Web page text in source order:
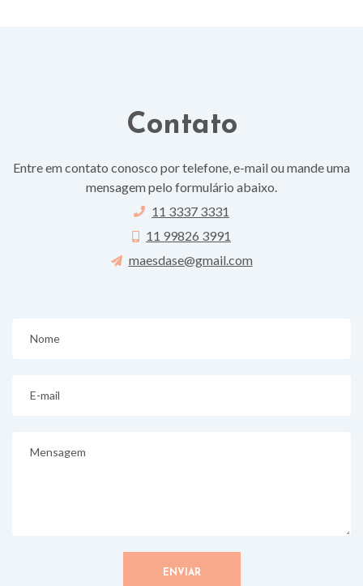
Contato
Entre em contato conosco por telefone, e-mail ou mande uma
mensagem pelo formulário abaixo.
11 3337 3331
11 99826 3991
maesdase@gmail.com
Nome
E-mail
Mensagem
ENVIAR